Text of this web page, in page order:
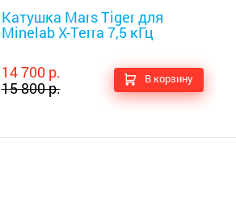
Катушка Mars Tiger для
Minelab X-Terra 7,5 кГц
14 700 р.
15 800 р.
В корзину